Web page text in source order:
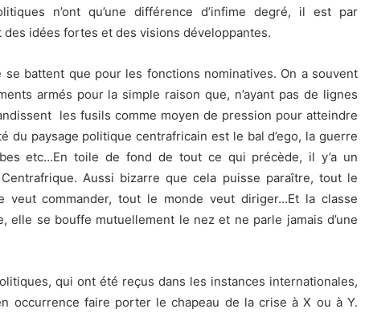
n’ont qu’une différence d’infime degré, il est par
idées fortes et des visions développantes.
se battent que pour les fonctions nominatives. On a souvent
armés pour la simple raison que, n’ayant pas de lignes
les fusils comme moyen de pression pour atteindre
paysage politique centrafricain est le bal d’ego, la guerre
etc…En toile de fond de tout ce qui précède, il y’a un
Aussi bizarre que cela puisse paraître, tout le
commander, tout le monde veut diriger…Et la classe
elle se bouffe mutuellement le nez et ne parle jamais d’une
qui ont été reçus dans les instances internationales,
occurrence faire porter le chapeau de la crise à X ou à Y.